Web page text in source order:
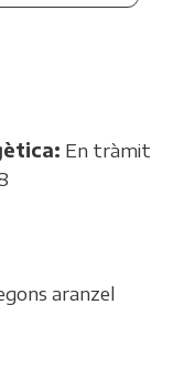
En tràmit
aranzel